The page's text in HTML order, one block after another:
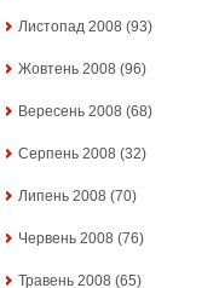
Листопад 2008 (93)
Жовтень 2008 (96)
Вересень 2008 (68)
Серпень 2008 (32)
Липень 2008 (70)
Червень 2008 (76)
Травень 2008 (65)